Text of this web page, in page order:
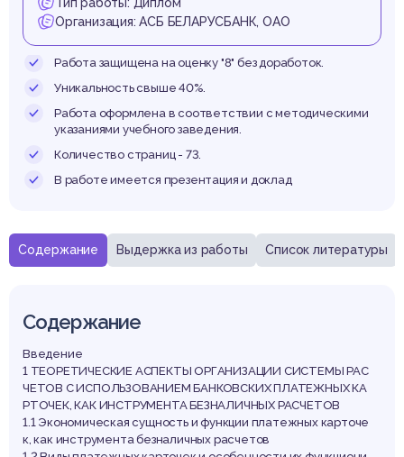
банк:
Содержание Выдержка из работы Список литературы
Содержание
Введение
1 ТЕОРЕТИЧЕСКИЕ АСПЕКТЫ ОРГАНИЗАЦИИ СИСТЕМЫ РАС
ЧЕТОВ С ИСПОЛЬЗОВАНИЕМ БАНКОВСКИХ ПЛАТЕЖНЫХ КА
РТОЧЕК, КАК ИНСТРУМЕНТА БЕЗНАЛИЧНЫХ РАСЧЕТОВ
1.1 Экономическая сущность и функции платежных карточе
к, как инструмента безналичных расчетов
Тип работы: Диплом
Организация: АСБ БЕЛАРУСБАНК, ОАО
Работа защищена на оценку "8" без доработок.
Уникальность свыше 40%.
Работа оформлена в соответствии с методическими
указаниями учебного заведения.
Количество страниц - 73.
В работе имеется презентация и доклад